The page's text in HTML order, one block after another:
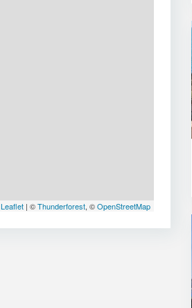
Leaflet| ©Thunderforest, ©OpenStreetMap